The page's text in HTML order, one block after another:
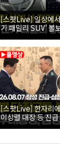
[스팟Live] 일상에
기 패밀리 SUV' 볼
[스팟Live] 한자리
이상렬 대장 등 진
직접 수여｜